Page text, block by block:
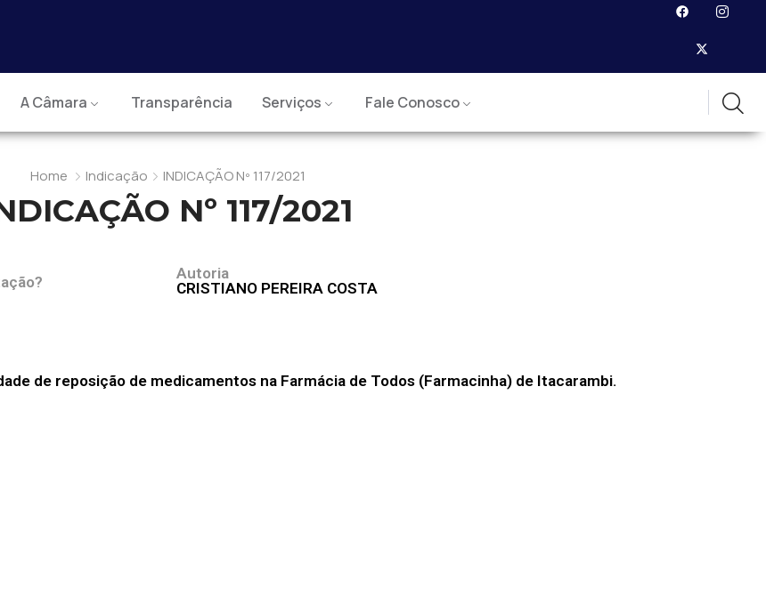
A Câmara Transparência Serviços Fale Conosco
Home Indicação INDICAÇÃO Nº 117/2021
Nº 117/2021
Autoria
CRISTIANO PEREIRA COSTA
de reposição de medicamentos na Farmácia de Todos (Farmacinha) de Itacarambi.